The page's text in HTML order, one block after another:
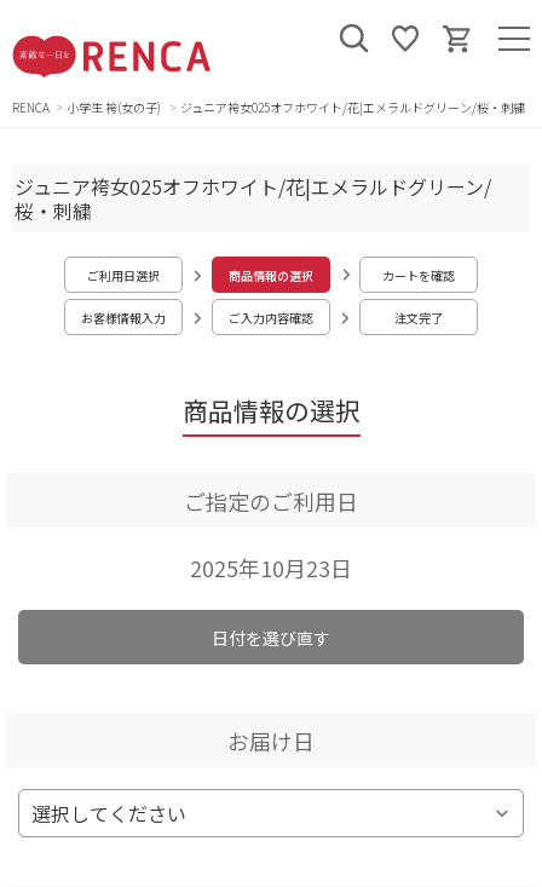
RENCA 小学生 袴(女の子) ジュニア袴女025オフホワイト/花|エメラルドグリーン/桜・刺繍
商品情報の選択
ジュニア袴女025オフホワイト/花|エメラルドグリーン/
桜・刺繍
ご利用日選択 商品情報の選択 カートを確認
お客様情報入力 ご入力内容確認 注文完了
ご指定のご利用日
2025年10月23日
日付を選び直す
お届け日